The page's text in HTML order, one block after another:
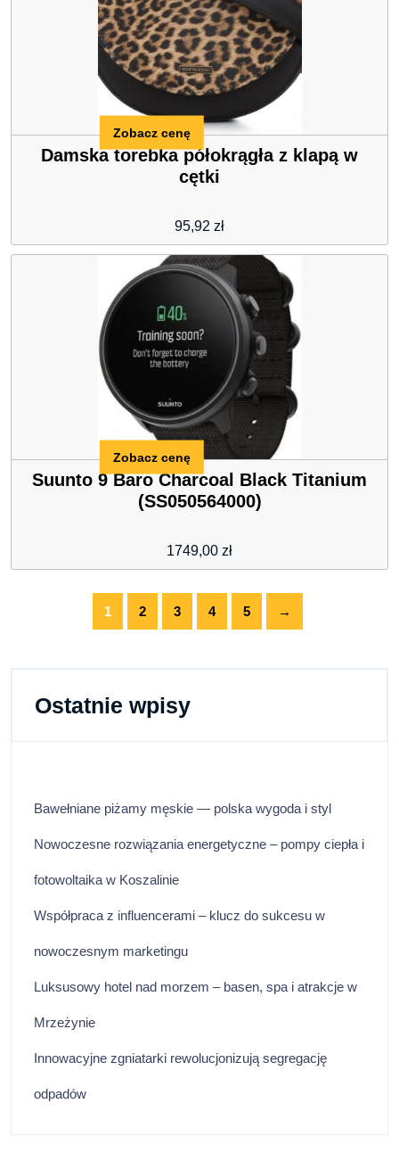
Damska torebka półokrągła z klapą w
cętki
95,92 zł
Zobacz cenę
Suunto 9 Baro Charcoal Black Titanium
(SS050564000)
1749,00 zł
Zobacz cenę
1 2 3 4 5 →
Ostatnie wpisy
Bawełniane piżamy męskie — polska wygoda i styl
Nowoczesne rozwiązania energetyczne – pompy ciepła i
fotowoltaika w Koszalinie
Współpraca z influencerami – klucz do sukcesu w
nowoczesnym marketingu
Luksusowy hotel nad morzem – basen, spa i atrakcje w
Mrzeżynie
Innowacyjne zgniatarki rewolucjonizują segregację
odpadów